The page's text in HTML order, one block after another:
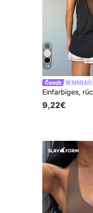
14
MMIAO
9,22€